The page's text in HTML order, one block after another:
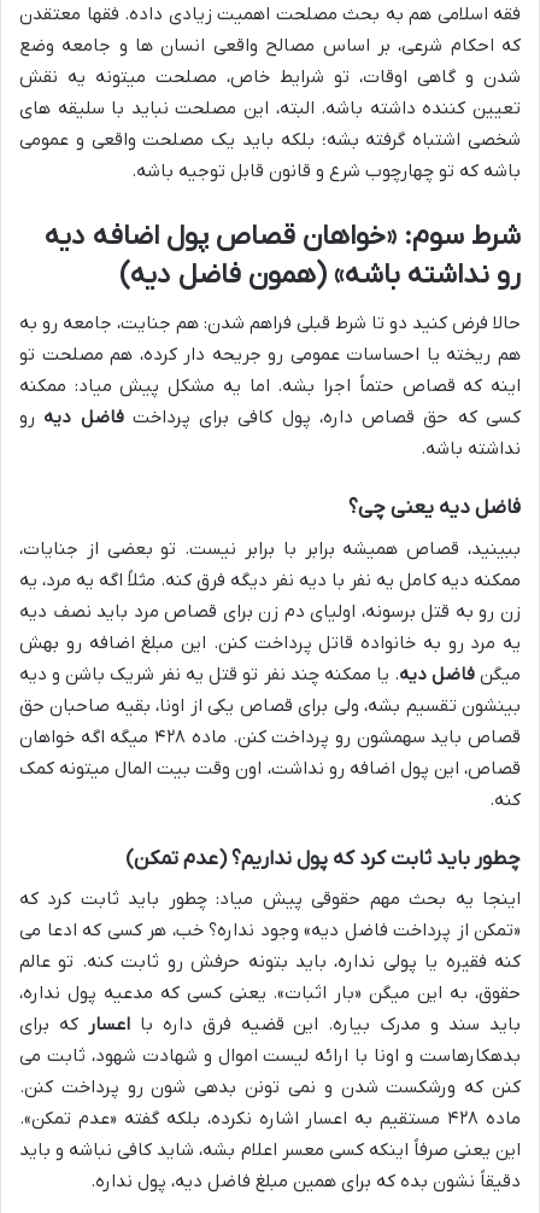
فقه اسلامی هم به بحث مصلحت اهمیت زیادی داده. فقها معتقدن
که احکام شرعی، بر اساس مصالح واقعی انسان ها و جامعه وضع
شدن و گاهی اوقات، تو شرایط خاص، مصلحت میتونه یه نقش
تعیین کننده داشته باشه. البته، این مصلحت نباید با سلیقه های
شخصی اشتباه گرفته بشه؛ بلکه باید یک مصلحت واقعی و عمومی
باشه که تو چهارچوب شرع و قانون قابل توجیه باشه.
شرط سوم: «خواهان قصاص پول اضافه دیه
رو نداشته باشه» (همون فاضل دیه)
حالا فرض کنید دو تا شرط قبلی فراهم شدن: هم جنایت، جامعه رو به
هم ریخته یا احساسات عمومی رو جریحه دار کرده، هم مصلحت تو
اینه که قصاص حتماً اجرا بشه. اما یه مشکل پیش میاد: ممکنه
کسی که حق قصاص داره، پول کافی برای پرداختفاضل دیه رو
نداشته باشه.
فاضل دیه یعنی چی؟
ببینید، قصاص همیشه برابر با برابر نیست. تو بعضی از جنایات،
ممکنه دیه کامل یه نفر با دیه نفر دیگه فرق کنه. مثلاً اگه یه مرد، یه
زن رو به قتل برسونه، اولیای دم زن برای قصاص مرد باید نصف دیه
یه مرد رو به خانواده قاتل پرداخت کنن. این مبلغ اضافه رو بهش
میگنفاضل دیه. یا ممکنه چند نفر تو قتل یه نفر شریک باشن و دیه
بینشون تقسیم بشه، ولی برای قصاص یکی از اونا، بقیه صاحبان حق
قصاص باید سهمشون رو پرداخت کنن. ماده ۴۲۸ میگه اگه خواهان
قصاص، این پول اضافه رو نداشت، اون وقت بیت المال میتونه کمک
کنه.
چطور باید ثابت کرد که پول نداریم؟ (عدم تمکن)
اینجا یه بحث مهم حقوقی پیش میاد: چطور باید ثابت کرد که
«تمکن از پرداخت فاضل دیه» وجود نداره؟ خب، هر کسی که ادعا می
کنه فقیره یا پولی نداره، باید بتونه حرفش رو ثابت کنه. تو عالم
حقوق، به این میگن «بار اثبات». یعنی کسی که مدعیه پول نداره،
باید سند و مدرک بیاره. این قضیه فرق داره بااعسار که برای
بدهکارهاست و اونا با ارائه لیست اموال و شهادت شهود، ثابت می
کنن که ورشکست شدن و نمی تونن بدهی شون رو پرداخت کنن.
ماده ۴۲۸ مستقیم به اعسار اشاره نکرده، بلکه گفته «عدم تمکن».
این یعنی صرفاً اینکه کسی معسر اعلام بشه، شاید کافی نباشه و باید
دقیقاً نشون بده که برای همین مبلغ فاضل دیه، پول نداره.